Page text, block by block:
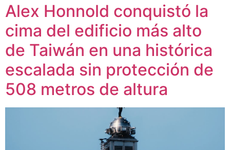
Alex Honnold conquistó la
cima del edificio más alto
de Taiwán en una histórica
escalada sin protección de
508 metros de altura